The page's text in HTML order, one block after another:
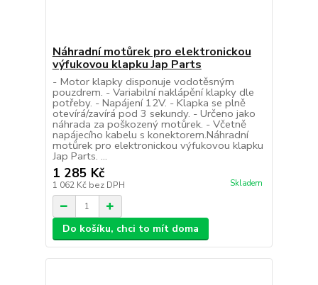
Náhradní motůrek pro elektronickou
výfukovou klapku Jap Parts
- Motor klapky disponuje vodotěsným
pouzdrem. - Variabilní naklápění klapky dle
potřeby. - Napájení 12V. - Klapka se plně
otevírá/zavírá pod 3 sekundy. - Určeno jako
náhrada za poškozený motůrek. - Včetně
napájecího kabelu s konektorem.Náhradní
motůrek pro elektronickou výfukovou klapku
Jap Parts. ...
1 285 Kč
1 062 Kč bez DPH Skladem
Do košíku, chci to mít doma